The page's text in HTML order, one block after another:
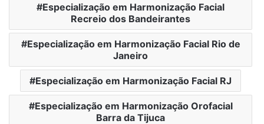
Especialização em Harmonização Facial
Recreio dos Bandeirantes
Especialização em Harmonização Facial Rio de
Janeiro
Especialização em Harmonização Facial RJ
Especialização em Harmonização Orofacial
Barra da Tijuca